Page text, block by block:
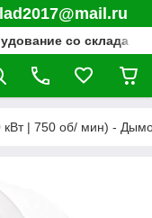
со склада
| 750 об/ мин) -